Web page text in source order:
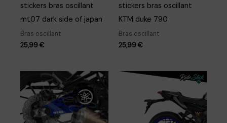
stickers bras oscillant
mt07 dark side of japan
Bras oscillant
25,99€
stickers bras oscillant
KTM duke 790
Bras oscillant
25,99€